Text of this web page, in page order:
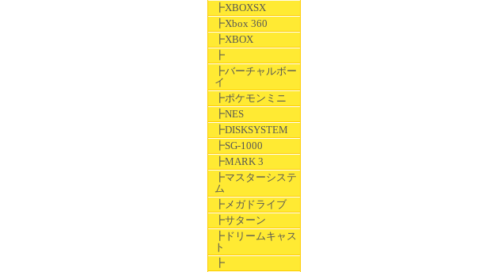
┣XBOXSX
┣Xbox 360
┣XBOX
┣
┣バーチャルボー
イ
┣ポケモンミニ
┣NES
┣DISKSYSTEM
┣SG-1000
┣MARK 3
┣マスターシステ
ム
┣メガドライブ
┣サターン
┣ドリームキャス
ト
┣